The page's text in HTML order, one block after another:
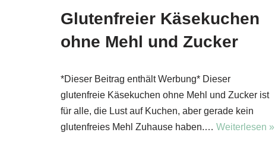
Glutenfreier Käsekuchen
ohne Mehl und Zucker
*Dieser Beitrag enthält Werbung* Dieser
glutenfreie Käsekuchen ohne Mehl und Zucker ist
für alle, die Lust auf Kuchen, aber gerade kein
glutenfreies Mehl Zuhause haben.… Weiterlesen »